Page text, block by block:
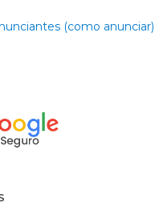
(como anunciar)